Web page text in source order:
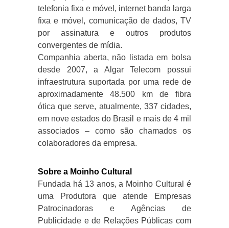
telefonia fixa e móvel, internet banda larga
fixa e móvel, comunicação de dados, TV
por assinatura e outros produtos
convergentes de mídia.
Companhia aberta, não listada em bolsa
desde 2007, a Algar Telecom possui
infraestrutura suportada por uma rede de
aproximadamente 48.500 km de fibra
ótica que serve, atualmente, 337 cidades,
em nove estados do Brasil e mais de 4 mil
associados – como são chamados os
colaboradores da empresa.
Sobre a Moinho Cultural
Fundada há 13 anos, a Moinho Cultural é
uma Produtora que atende Empresas
Patrocinadoras e Agências de
Publicidade e de Relações Públicas com